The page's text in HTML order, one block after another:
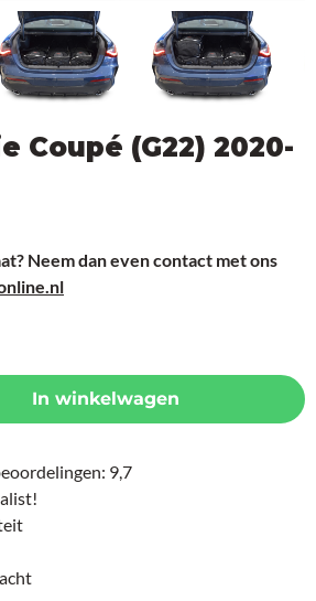
Coupé (G22) 2020-
Neem dan even contact met ons
In winkelwagen
9,7